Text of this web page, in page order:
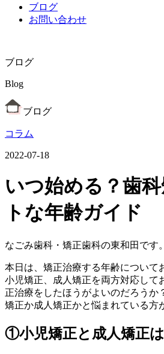
ブログ
お問い合わせ
ブログ
Blog
ブログ
コラム
2022-07-18
いつ始める？歯
トな年齢ガイド
なごみ歯科・矯正歯科の東和田です。
本日は、矯正治療する年齢について
小児矯正、成人矯正を両方対応して
正治療をしたほうがよいのだろうか
矯正か成人矯正かと悩まれている方
①小児矯正と成人矯正